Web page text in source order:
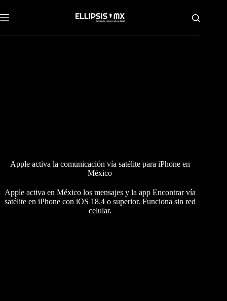
al
contenido
Apple activa la comunicación vía satélite para iPhone en
México
Apple activa en México los mensajes y la app Encontrar vía
satélite en iPhone con iOS 18.4 o superior. Funciona sin red
celular.